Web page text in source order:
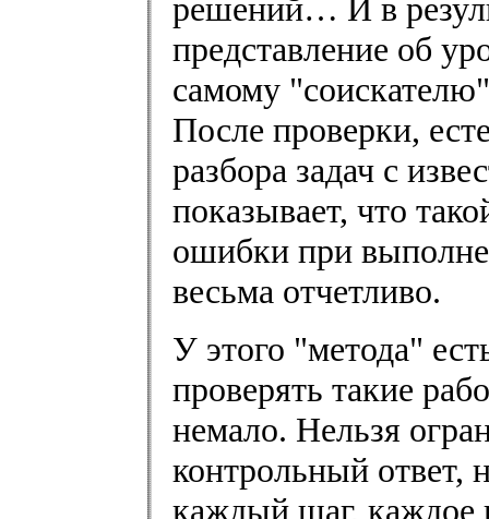
решений… И в
представление об
самому
После проверки,
разбора задач с
показывает, что
ошибки при
весьма отчетливо.
У этого "метода"
проверять такие
немало. Нельзя
контрольный ответ,
каждый шаг, каждое